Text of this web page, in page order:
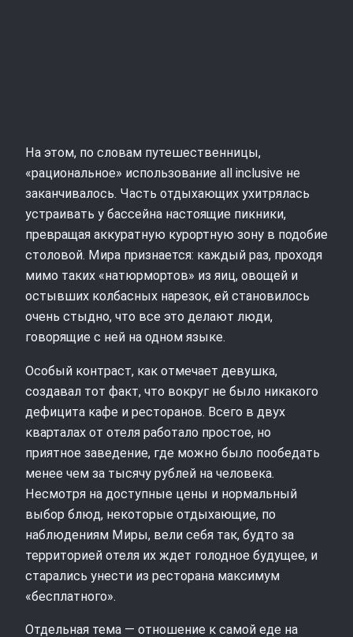
На этом, по словам путешественницы,
«рациональное» использование all inclusive не
заканчивалось. Часть отдыхающих ухитрялась
устраивать у бассейна настоящие пикники,
превращая аккуратную курортную зону в подобие
столовой. Мира признается: каждый раз, проходя
мимо таких «натюрмортов» из яиц, овощей и
остывших колбасных нарезок, ей становилось
очень стыдно, что все это делают люди,
говорящие с ней на одном языке.
Особый контраст, как отмечает девушка,
создавал тот факт, что вокруг не было никакого
дефицита кафе и ресторанов. Всего в двух
кварталах от отеля работало простое, но
приятное заведение, где можно было пообедать
менее чем за тысячу рублей на человека.
Несмотря на доступные цены и нормальный
выбор блюд, некоторые отдыхающие, по
наблюдениям Миры, вели себя так, будто за
территорией отеля их ждет голодное будущее, и
старались унести из ресторана максимум
«бесплатного».
Отдельная тема — отношение к самой еде на